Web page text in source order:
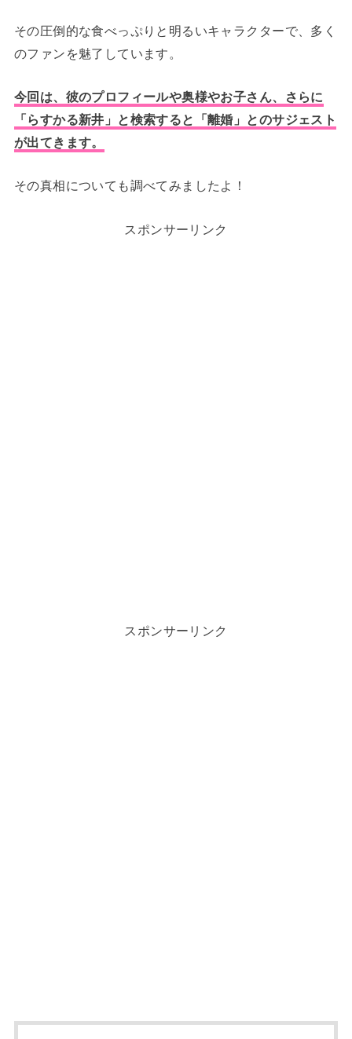
その圧倒的な食べっぷりと明るいキャラクターで、多く
のファンを魅了しています。
今回は、彼のプロフィールや奥様やお子さん、さらに
「らすかる新井」と検索すると「離婚」とのサジェスト
が出てきます。
その真相についても調べてみましたよ！
スポンサーリンク
スポンサーリンク